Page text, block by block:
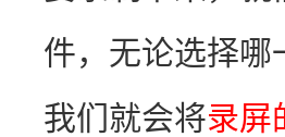
件，无论选择哪
我们就会将录屏